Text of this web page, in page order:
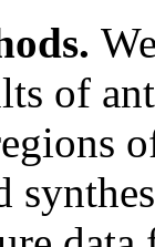
of